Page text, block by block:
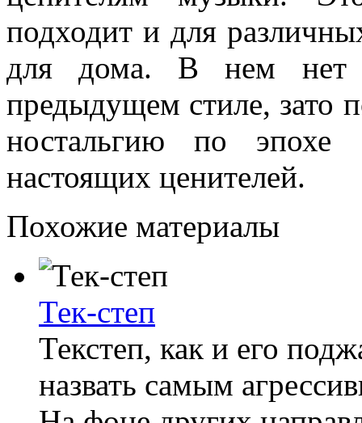
подходит и для
для дома. В нем нет
предыдущем стиле, зато
ностальгию по
настоящих ценителей.
Похожие материалы
Тек-степ
Текстеп, как и его
назвать самым